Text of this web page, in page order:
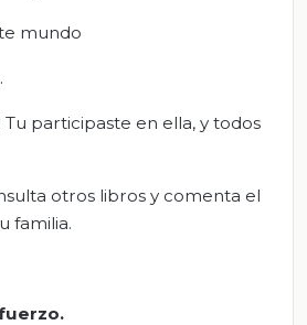
mundo
Tu participaste en ella, y todos
otros libros y comenta el
familia.